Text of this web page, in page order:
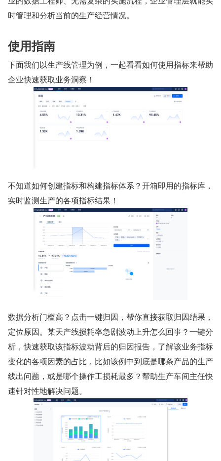
时管理和分析当前的生产经营情况。
使用指南
下面我们以生产线管理为例，一起看看如何使用指标来帮助
企业快速获取业务洞察！
不知道如何创建指标和构建指标体系？开箱即用的指标库，
实时监测生产的各项指标结果！
数据分析门槛高？点击一键归因，帮你直接获取归因结果，
定位原因。某天产线损耗率急剧波动上升怎么回事？一键分
析，快速获取该指标波动背后的归因报告，了解该业务指标
变化的各项因素的占比，比如该例中到底是哪条产品的生产
线出问题，或是哪个操作工损耗最多？帮助生产车间主任快
速针对性地解决问题。